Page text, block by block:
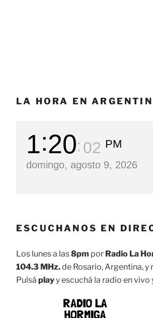
LA HORA EN
1 20 03 PM
domingo, agosto 9, 2026
ESCUCHANOS EN
Los lunes a las8pm por Radio La
104.3 MHz.de Rosario, Argentina, y
Pulsá playy escuchá la radio en vivo